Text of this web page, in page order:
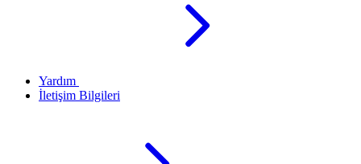
Yardım
İletişim Bilgileri